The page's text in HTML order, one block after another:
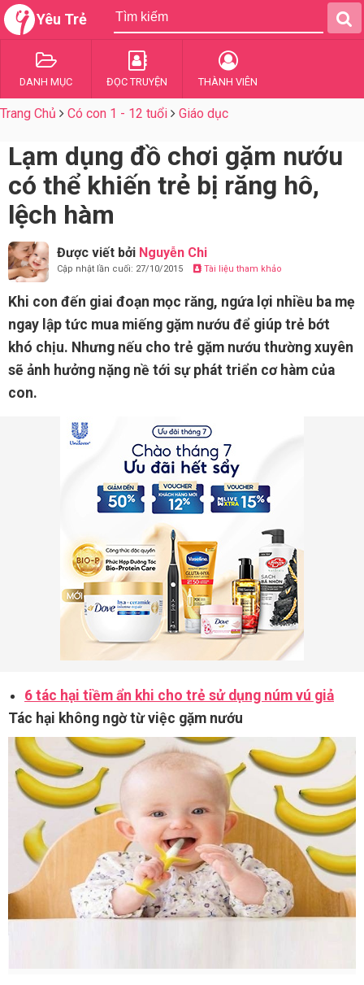
Yêu Trẻ
DANH MỤC ĐỌC TRUYỆN THÀNH VIÊN
Trang Chủ Có con 1 - 12 tuổi Giáo dục
Lạm dụng đồ chơi gặm nướu
có thể khiến trẻ bị răng hô,
lệch hàm
Được viết bởi Nguyễn Chi
Cập nhật lần cuối: 27/10/2015 Tài liệu tham khảo
Khi con đến giai đoạn mọc răng, ngứa lợi nhiều ba mẹ
ngay lập tức mua miếng gặm nướu để giúp trẻ bớt
khó chịu. Nhưng nếu cho trẻ gặm nướu thường xuyên
sẽ ảnh hưởng nặng nề tới sự phát triển cơ hàm của
con.
6 tác hại tiềm ẩn khi cho trẻ sử dụng núm vú giả
Tác hại không ngờ từ việc gặm nướu